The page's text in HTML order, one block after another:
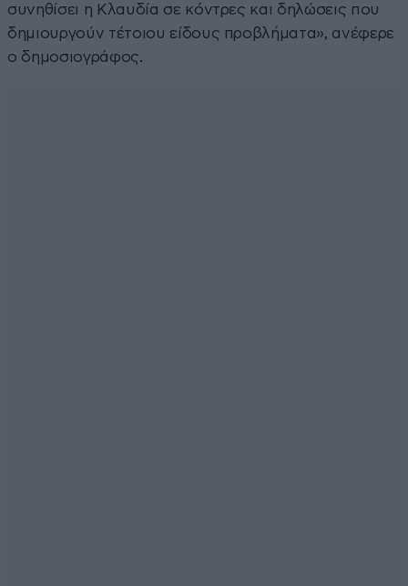
συνηθίσει η Κλαυδία σε κόντρες και δηλώσεις που
δημιουργούν τέτοιου είδους προβλήματα», ανέφερε
ο δημοσιογράφος.